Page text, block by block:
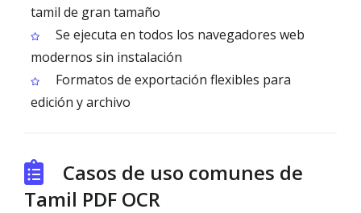
tamil de gran tamaño
Se ejecuta en todos los navegadores web
modernos sin instalación
Formatos de exportación flexibles para
edición y archivo
Casos de uso comunes de
Tamil PDF OCR